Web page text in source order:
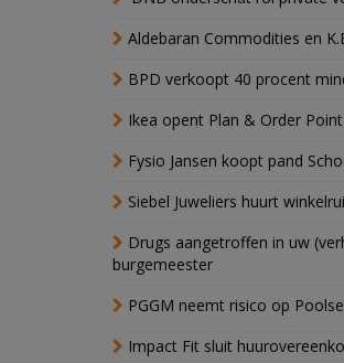
Aldebaran Commodities en
BPD verkoopt 40 procent
Ikea opent Plan & Order
Fysio Jansen koopt pand
Siebel Juweliers huurt
Drugs aangetroffen in uw
burgemeester
PGGM neemt risico op
Impact Fit sluit